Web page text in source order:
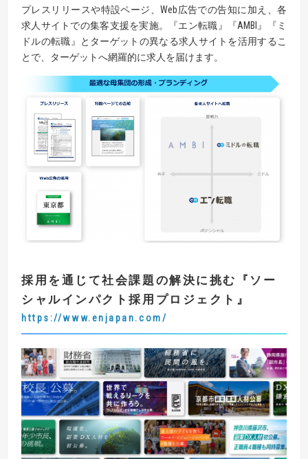
プレスリリースや特設ページ、Web広告での告知に加え、各
求人サイトでの集客支援を実施。『エン転職』『AMBI』『ミ
ドルの転職』とターゲットの異なる求人サイトを活用するこ
とで、ターゲットへ網羅的に求人を届けます。
採用を通じて社会課題の解決に挑む 『 ソー
シャルインパクト採用プロジェクト 』
https://www.enjapan.com/